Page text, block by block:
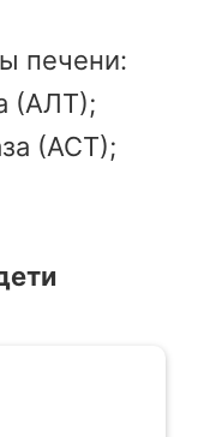
печени:
(АЛТ);
(АСТ);